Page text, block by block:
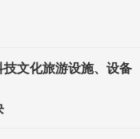
技文化旅游设施、设备